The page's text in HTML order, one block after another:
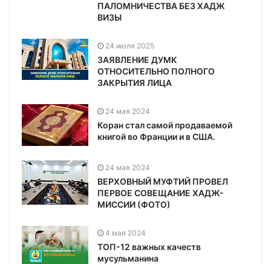
ПАЛОМНИЧЕСТВА БЕЗ ХАДЖ
ВИЗЫ
24 июля 2025
ЗАЯВЛЕНИЕ ДУМК
ОТНОСИТЕЛЬНО ПОЛНОГО
ЗАКРЫТИЯ ЛИЦА
24 мая 2024
Коран стал самой продаваемой
книгой во Франции и в США.
24 мая 2024
ВЕРХОВНЫЙ МУФТИЙ ПРОВЕЛ
ПЕРВОЕ СОВЕЩАНИЕ ХАДЖ-
МИССИИ (ФОТО)
4 мая 2024
ТОП-12 важных качеств
мусульманина